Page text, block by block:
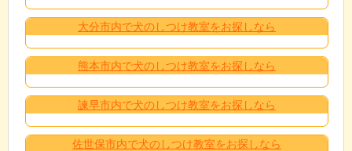
大分市内で犬のしつけ教室をお探しなら
熊本市内で犬のしつけ教室をお探しなら
諫早市内で犬のしつけ教室をお探しなら
佐世保市内で犬のしつけ教室をお探しなら